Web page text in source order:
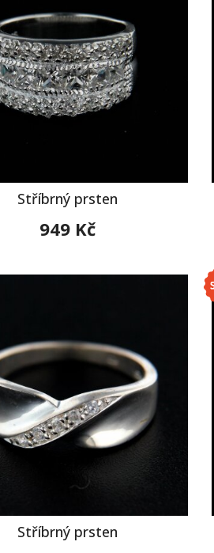
Stříbrný prsten
949 Kč
Stříbrný prsten